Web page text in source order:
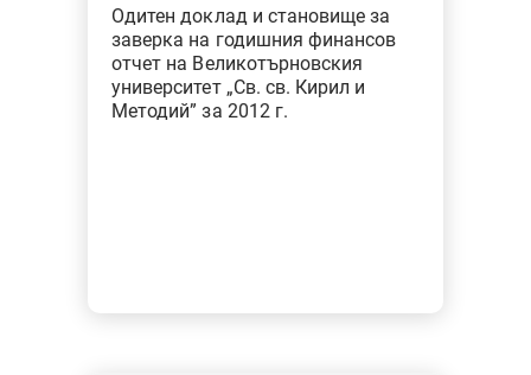
Финансови одити на ГФО за 2020 г. - държавни висши
Обобщени доклади от финансови одити
Одитен доклад и становище за
заверка на годишния финансов
отчет на Великотърновския
университет „Св. св. Кирил и
Методий” за 2012 г.